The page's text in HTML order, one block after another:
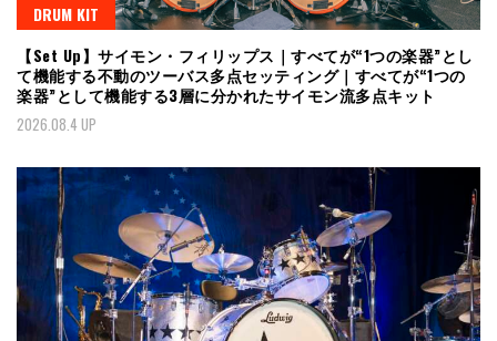
DRUM KIT
【Set Up】サイモン・フィリップス｜すべてが“1つの楽器”とし
て機能する不動のツーバス多点セッティング｜すべてが“1つの
楽器”として機能する3層に分かれたサイモン流多点キット
2026.08.4 UP